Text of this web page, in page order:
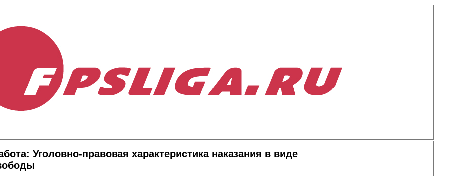
Уголовно-правовая характеристика наказания в виде